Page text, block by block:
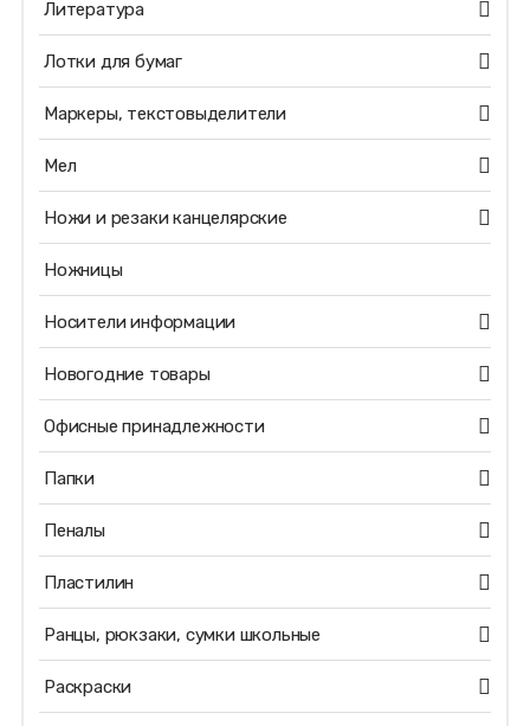
Литература
Лотки для бумаг
Маркеры, текстовыделители
Мел
Ножи и резаки канцелярские
Ножницы
Носители информации
Новогодние товары
Офисные принадлежности
Папки
Пеналы
Пластилин
Ранцы, рюкзаки, сумки школьные
Раскраски